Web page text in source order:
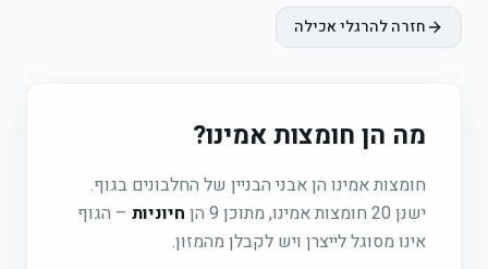
חזרה להרגלי אכילה
מה הן חומצות אמינו?
חומצות אמינו הן אבני הבניין של החלבונים בגוף.
ישנן 20 חומצות אמינו, מתוכן 9 הן
חיוניות – הגוף
אינו מסוגל לייצרן ויש לקבלן מהמזון.